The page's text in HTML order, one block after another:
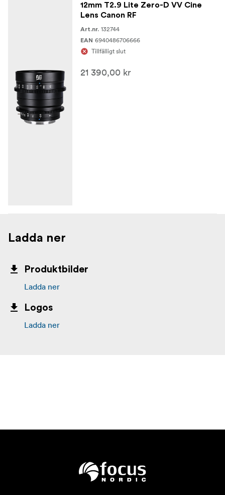
12mm T2.9 Lite Zero-D VV Cine
Lens Canon RF
Art.nr. 132744
EAN 6940486706666
Tillfälligt slut
21 390,00 kr
Ladda ner
Produktbilder
Ladda ner
Logos
Ladda ner